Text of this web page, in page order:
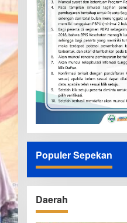
Populer Sepekan
Daerah